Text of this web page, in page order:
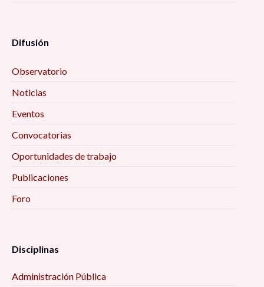
Difusión
Observatorio
Noticias
Eventos
Convocatorias
Oportunidades de trabajo
Publicaciones
Foro
Disciplinas
Administración Pública